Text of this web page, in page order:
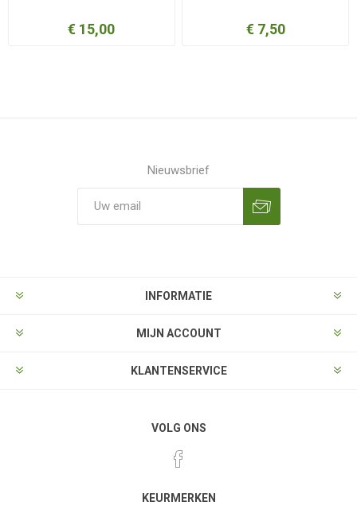
€ 15,00 € 7,50
Nieuwsbrief
INFORMATIE
MIJN ACCOUNT
KLANTENSERVICE
VOLG ONS
KEURMERKEN